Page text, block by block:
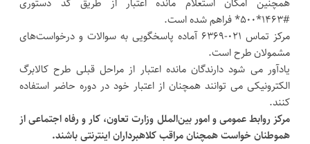
#۱۴۶۳*۵۰۰* فراهم شده است.
مرکز تماس ۰۲۱-۶۳۶۹ آماده پاسخگویی به سوالات و درخواست‌های
مشمولان طرح است.
یادآور می شود دارندگان مانده اعتبار از مراحل قبلی طرح کالابرگ
الکترونیکی می توانند همچنان از اعتبار خود در دوره حاضر استفاده
کنند.
مرکز روابط عمومی و امور بین‌الملل وزارت تعاون، کار و رفاه اجتماعی از
هموطنان خواست همچنان مراقب کلاهبرداران اینترنتی باشند.